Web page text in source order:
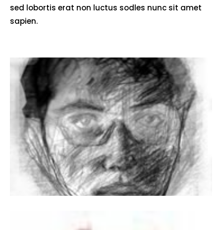
sed lobortis erat non luctus sodles nunc sit amet
sapien.